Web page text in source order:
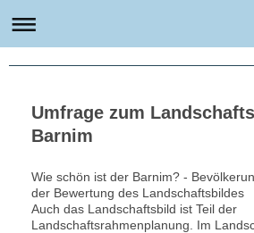
Umfrage zum
Barnim
Wie schön ist der Barnim? -
der Bewertung des Landschaftsbildes
Auch das Landschaftsbild ist Teil der
Landschaftsrahmenplanung. Im